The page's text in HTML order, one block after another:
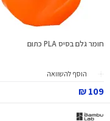
חומר גלם בסיס PLA כתום
הוסף להשוואה
109 ₪